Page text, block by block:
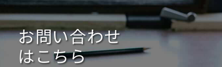
2020年10月 2020年9月 2020年8月
2020年7月 2020年6月 2020年5月
2020年4月 2020年3月 2020年2月
お問い合わせ
はこちら